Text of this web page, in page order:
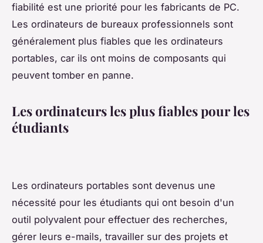
fiabilité est une priorité pour les fabricants de PC.
Les ordinateurs de bureaux professionnels sont
généralement plus fiables que les ordinateurs
portables, car ils ont moins de composants qui
peuvent tomber en panne.
Les ordinateurs les plus fiables pour les
étudiants
Les ordinateurs portables sont devenus une
nécessité pour les étudiants qui ont besoin d'un
outil polyvalent pour effectuer des recherches,
gérer leurs e-mails, travailler sur des projets et